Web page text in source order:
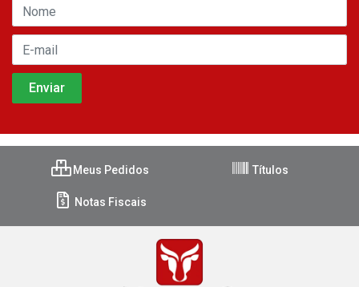
Meus Pedidos Títulos
Notas Fiscais